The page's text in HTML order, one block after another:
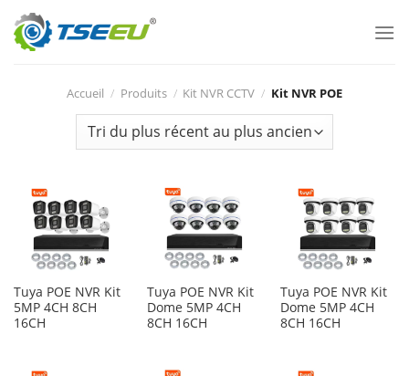
Skip
to
content
Accueil / Produits / Kit NVR CCTV / Kit NVR POE
Tuya POE NVR Kit
5MP 4CH 8CH
16CH
Tuya POE NVR Kit
Dome 5MP 4CH
8CH 16CH
Tuya POE NVR Kit
Dome 5MP 4CH
8CH 16CH